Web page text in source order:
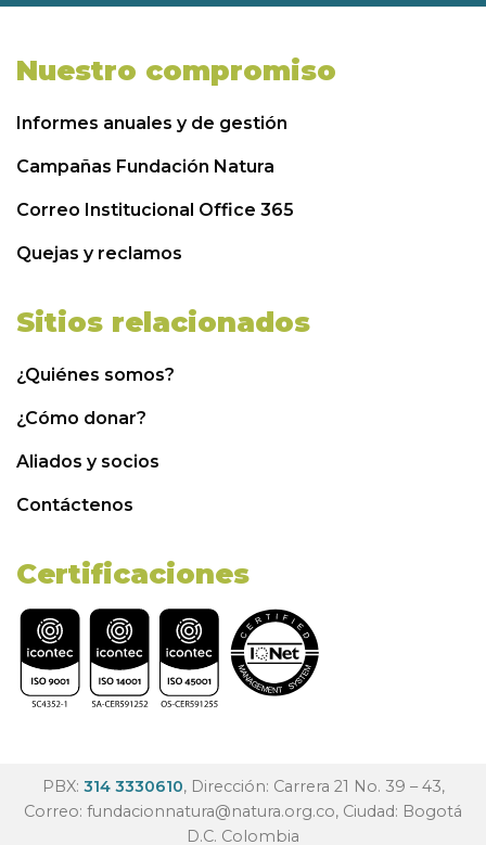
Nuestro compromiso
Informes anuales y de gestión
Campañas Fundación Natura
Correo Institucional Office 365
Quejas y reclamos
Sitios relacionados
¿Quiénes somos?
¿Cómo donar?
Aliados y socios
Contáctenos
Certificaciones
PBX: 314 3330610, Dirección: Carrera 21 No. 39 – 43,
Correo: fundacionnatura@natura.org.co, Ciudad: Bogotá
D.C. Colombia